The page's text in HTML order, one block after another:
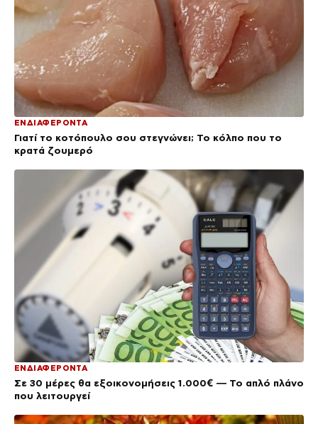
ΕΝΔΙΑΦΕΡΟΝΤΑ
Γιατί το κοτόπουλο σου στεγνώνει; Το κόλπο που το
κρατά ζουμερό
ΕΝΔΙΑΦΕΡΟΝΤΑ
Σε 30 μέρες θα εξοικονομήσεις 1.000€ — Το απλό πλάνο
που λειτουργεί